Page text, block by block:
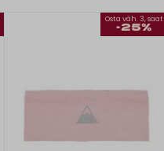
Osta väh. 3, saat
-25%